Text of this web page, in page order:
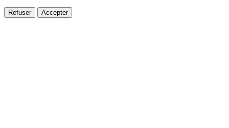
Refuser Accepter